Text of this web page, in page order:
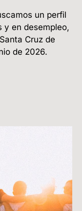
un perfil
y en desempleo,
Cruz de
de 2026.